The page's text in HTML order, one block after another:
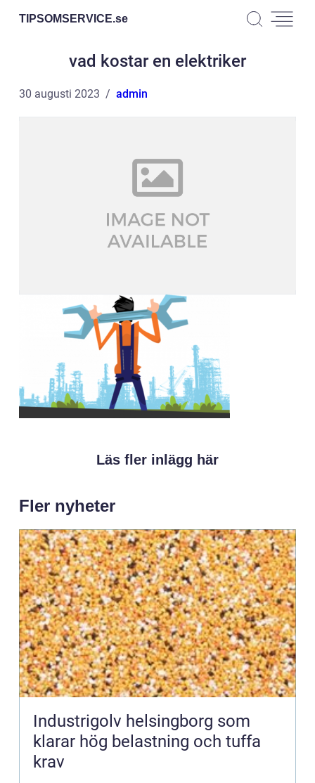
TIPSOMSERVICE.se
vad kostar en elektriker
30 augusti 2023 admin
Läs fler inlägg här
Fler nyheter
Industrigolv helsingborg som
klarar hög belastning och tuffa
krav